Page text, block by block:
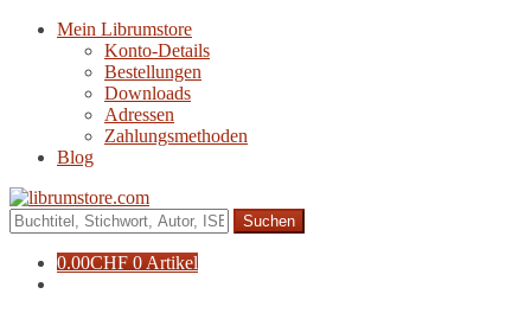
Navigation
Zum
Mein Librumstore
Konto-Details
Bestellungen
Downloads
Adressen
Zahlungsmethoden
Blog
Suche
nach:
0.00CHF 0 Artikel